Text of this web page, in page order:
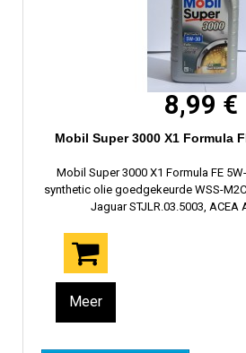
8,99 €
Mobil Super 3000 X1 Formula
Mobil Super 3000 X1 Formula FE
synthetic olie goedgekeurde WSS-
Jaguar STJLR.03.5003, ACEA
Meer